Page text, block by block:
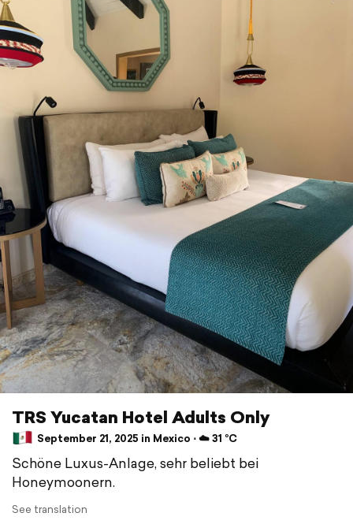
TRS Yucatan Hotel Adults Only
September 21, 2025 in Mexico ⋅ ☁️ 31 °C
Schöne Luxus-Anlage, sehr beliebt bei
Honeymoonern.
See translation